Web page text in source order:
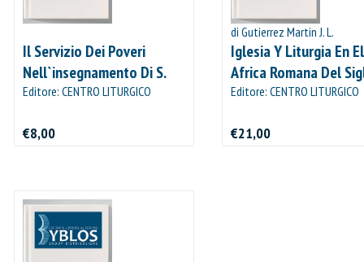
Il Servizio Dei Poveri
Nell`insegnamento Di S.
Vincenzo De` Paoli.
Editore: CENTRO LITURGICO
€8,00
di Gutierrez Martin J. L.
Iglesia Y Liturgia En El
Africa Romana Del
Editore: CENTRO LITURGICO
€21,00
CONTINUA GLI ACQUISTI
VAI AL CARRELLO